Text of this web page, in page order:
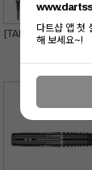
[TARGET] KAZE
3 19G 2025
12
다트샵 앱 첫
해 보세요~!